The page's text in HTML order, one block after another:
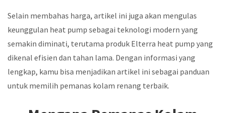
Selain membahas harga, artikel ini juga akan mengulas
keunggulan heat pump sebagai teknologi modern yang
semakin diminati, terutama produk Elterra heat pump yang
dikenal efisien dan tahan lama. Dengan informasi yang
lengkap, kamu bisa menjadikan artikel ini sebagai panduan
untuk memilih pemanas kolam renang terbaik.